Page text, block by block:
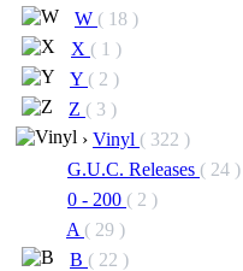
W ( 18 )
X ( 1 )
Y ( 2 )
Z ( 3 )
› Vinyl ( 322 )
G.U.C. Releases ( 24 )
0 - 200 ( 2 )
A ( 29 )
B ( 22 )